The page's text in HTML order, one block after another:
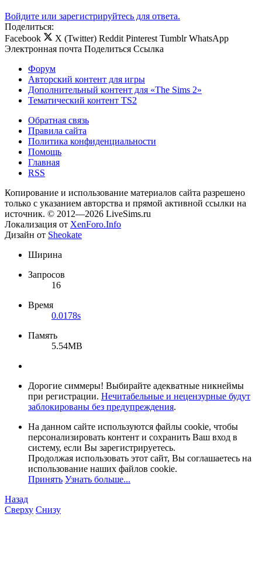
Войдите или зарегистрируйтесь для ответа.
Поделиться:
Facebook
X (Twitter) Reddit Pinterest Tumblr WhatsApp
Электронная почта Поделиться Ссылка
Форум
Авторский контент для игры
Дополнительный контент для «The Sims 2»
Тематический контент TS2
Обратная связь
Правила сайта
Политика конфиденциальности
Помощь
Главная
RSS
Копирование и использование материалов сайта разрешено
только с указанием авторства и прямой активной ссылки на
источник. © 2012—2026 LiveSims.ru
Локализация от XenForo.Info
Дизайн от Sheokate
Ширина
Запросов
16
Время
0.0178s
Память
5.54MB
Дорогие симмеры! Выбирайте адекватные никнеймы
при регистрации. Нечитабельные и нецензурные будут
заблокированы без предупреждения.
На данном сайте используются файлы cookie, чтобы
персонализировать контент и сохранить Ваш вход в
систему, если Вы зарегистрируетесь.
Продолжая использовать этот сайт, Вы соглашаетесь на
использование наших файлов cookie.
Принять Узнать больше...
Назад
Сверху Снизу